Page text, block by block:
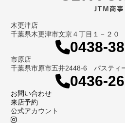
木更津店
千葉県木更津市文京４丁目１－２０
0438-
市原店
千葉県市原市五井2448-6 パスティ
0436-
お問い合わせ
来店予約
公式アカウント